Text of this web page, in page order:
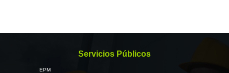
Servicios Públicos
EPM